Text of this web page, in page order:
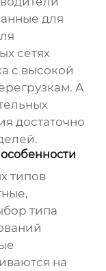
для
сетях
с высокой
А
достаточно
типов
типа
на